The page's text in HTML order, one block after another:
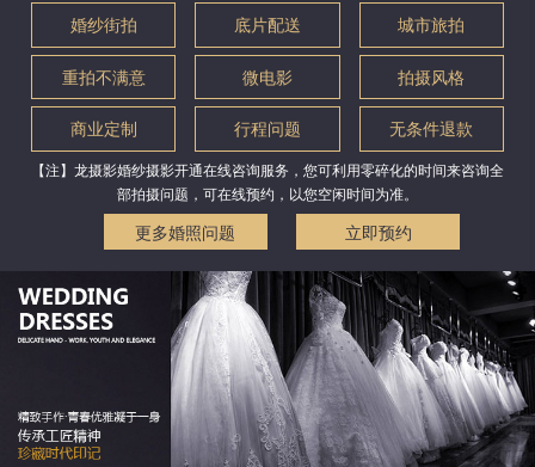
婚纱街拍 底片配送 城市旅拍
重拍不满意 微电影 拍摄风格
商业定制 行程问题 无条件退款
【注】龙摄影婚纱摄影开通在线咨询服务，您可利用零碎化的时间来咨询全
部拍摄问题，可在线预约，以您空闲时间为准。
更多婚照问题 立即预约